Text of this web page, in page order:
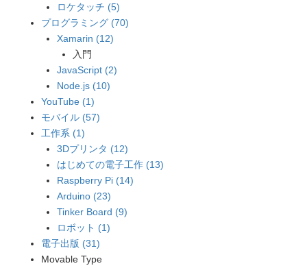
ロケタッチ (5)
プログラミング (70)
Xamarin (12)
入門
JavaScript (2)
Node.js (10)
YouTube (1)
モバイル (57)
工作系 (1)
3Dプリンタ (12)
はじめての電子工作 (13)
Raspberry Pi (14)
Arduino (23)
Tinker Board (9)
ロボット (1)
電子出版 (31)
Movable Type